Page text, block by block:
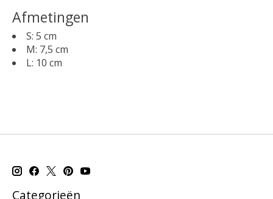
Afmetingen
S: 5 cm
M: 7,5 cm
L: 10 cm
Categorieën